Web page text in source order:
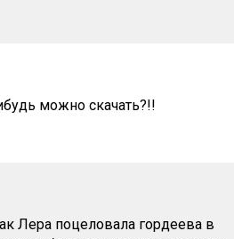
можно скачать?!!
Лера поцеловала гордеева в